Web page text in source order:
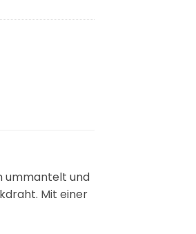
ummantelt und
Mit einer